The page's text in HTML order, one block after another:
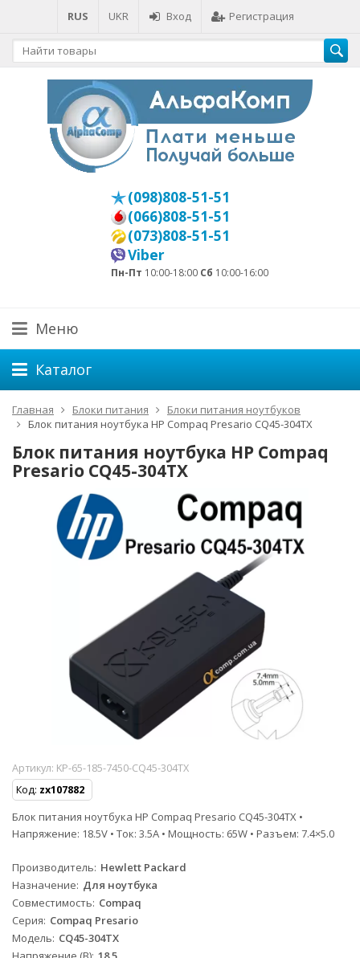
RUS UKR Вход Регистрация
(098)808-51-51
(066)808-51-51
(073)808-51-51
Viber
Пн-Пт 10:00-18:00 Сб 10:00-16:00
Меню
Каталог
Главная Блоки питания
Блоки питания ноутбуков
Блок питания ноутбука HP Compaq Presario CQ45-304TX
Блок питания ноутбука HP Compaq
Presario CQ45-304TX
Артикул: KP-65-185-7450-CQ45-304TX
Код: zx107882
Блок питания ноутбука HP Compaq Presario CQ45-304TX •
Напряжение: 18.5V • Ток: 3.5A • Мощность: 65W • Разъем: 7.4×5.0
Производитель Hewlett Packard
Назначение Для ноутбука
Совместимость Compaq
Серия Compaq Presario
Модель CQ45-304TX